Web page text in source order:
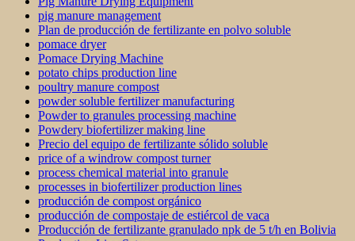
pig manure management
Plan de producción de fertilizante en polvo soluble
pomace dryer
Pomace Drying Machine
potato chips production line
poultry manure compost
powder soluble fertilizer manufacturing
Powder to granules processing machine
Powdery biofertilizer making line
Precio del equipo de fertilizante sólido soluble
price of a windrow compost turner
process chemical material into granule
processes in biofertilizer production lines
producción de compost orgánico
producción de compostaje de estiércol de vaca
Producción de fertilizante granulado npk de 5 t/h en Bolivia